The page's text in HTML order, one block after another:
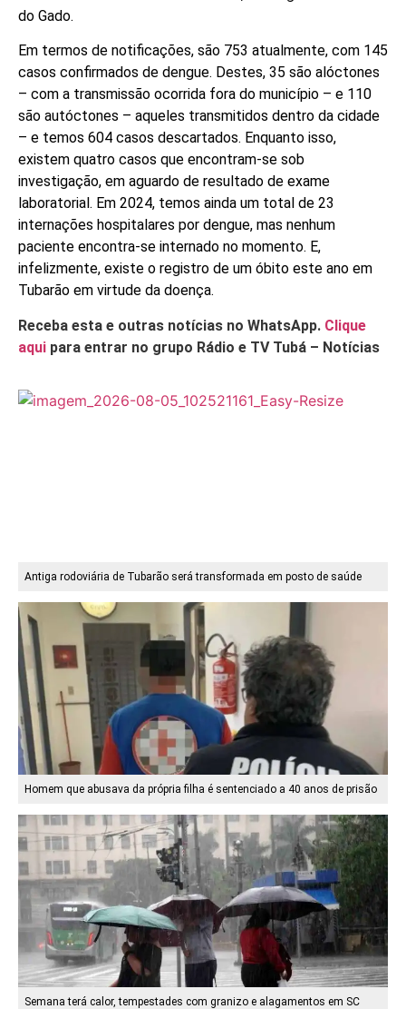
do Gado.
Em termos de notificações, são 753 atualmente, com 145
casos confirmados de dengue. Destes, 35 são alóctones
– com a transmissão ocorrida fora do município – e 110
são autóctones – aqueles transmitidos dentro da cidade
– e temos 604 casos descartados. Enquanto isso,
existem quatro casos que encontram-se sob
investigação, em aguardo de resultado de exame
laboratorial. Em 2024, temos ainda um total de 23
internações hospitalares por dengue, mas nenhum
paciente encontra-se internado no momento. E,
infelizmente, existe o registro de um óbito este ano em
Tubarão em virtude da doença.
Receba esta e outras notícias no WhatsApp. Clique
aqui para entrar no grupo Rádio e TV Tubá – Notícias
Antiga rodoviária de Tubarão será transformada em posto de saúde
Homem que abusava da própria filha é sentenciado a 40 anos de prisão
Semana terá calor, tempestades com granizo e alagamentos em SC